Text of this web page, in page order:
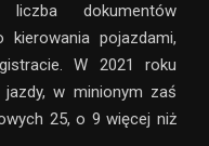
dokumentów
kierowania pojazdami,
W 2021 roku
w minionym zaś
25, o 9 więcej niż